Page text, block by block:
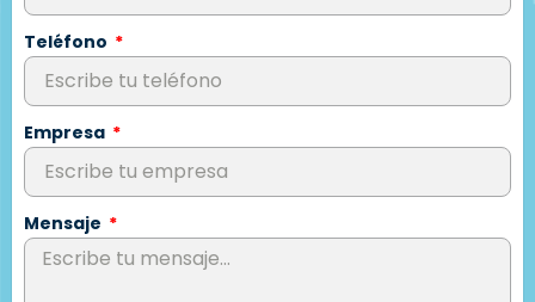
Teléfono
Empresa
Mensaje